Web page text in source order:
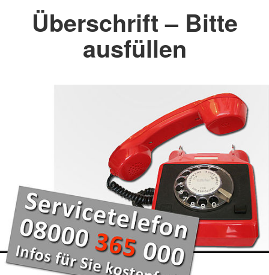
Überschrift – Bitte
ausfüllen